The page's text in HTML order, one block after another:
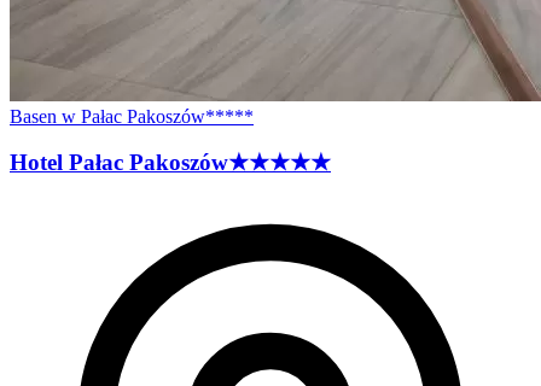
Basen w Pałac Pakoszów*****
Hotel Pałac Pakoszów★★★★★